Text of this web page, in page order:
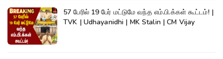
57 பேரில் 19 பேர் மட்டுமே வந்த எம்.பி.க்கள் கூட்டம்! |
TVK | Udhayanidhi | MK Stalin | CM Vijay